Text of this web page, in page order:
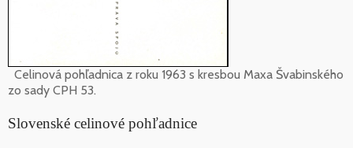
Celinová pohľadnica z roku 1963 s kresbou Maxa Švabinského
zo sady CPH 53.
Slovenské celinové pohľadnice